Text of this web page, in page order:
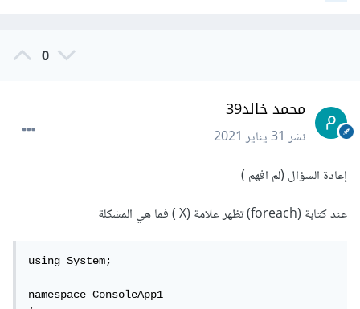
0
محمد خالد39
نشر31 يناير 2021
إعادة السؤال (لم افهم )
عند كتابة (foreach) تظهر علامة (X ) فما هي المشكلة
using System;
namespace ConsoleApp1